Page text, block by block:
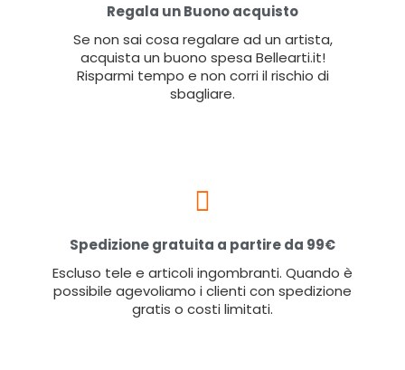
Regala un Buono acquisto
Se non sai cosa regalare ad un artista,
acquista un buono spesa Bellearti.it!
Risparmi tempo e non corri il rischio di
sbagliare.
Spedizione gratuita a partire da 99€
Escluso tele e articoli ingombranti. Quando è
possibile agevoliamo i clienti con spedizione
gratis o costi limitati.